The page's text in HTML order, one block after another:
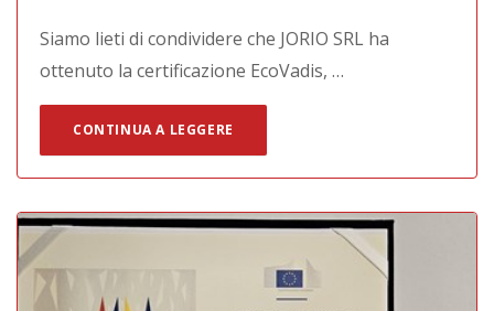
Siamo lieti di condividere che JORIO SRL ha
ottenuto la certificazione EcoVadis, …
CONTINUA A LEGGERE